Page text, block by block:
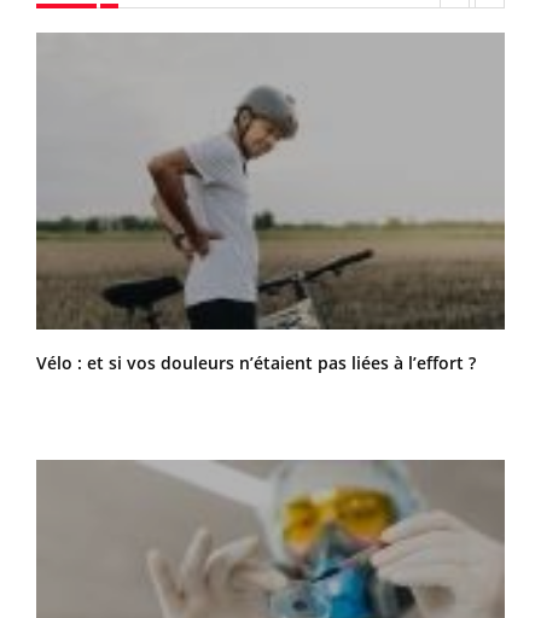
Vélo : et si vos douleurs n’étaient pas liées à l’effort ?